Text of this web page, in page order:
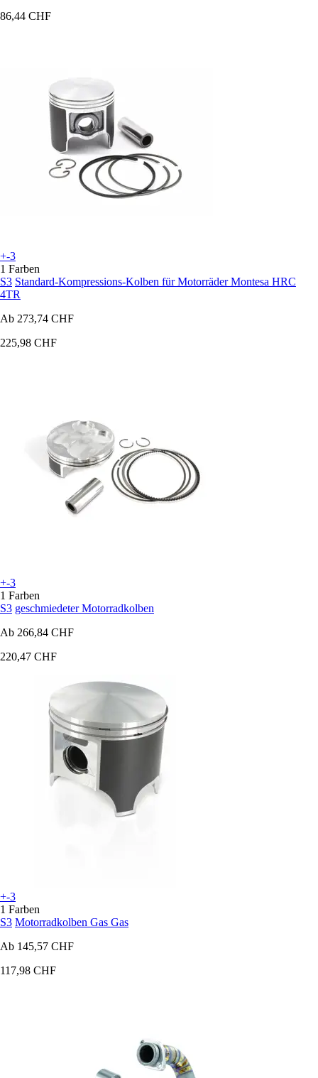
86,44 CHF
+-3
1 Farben
S3 Standard-Kompressions-Kolben für Motorräder Montesa HRC
4TR
Ab 273,74 CHF
225,98 CHF
+-3
1 Farben
S3 geschmiedeter Motorradkolben
Ab 266,84 CHF
220,47 CHF
+-3
1 Farben
S3 Motorradkolben Gas Gas
Ab 145,57 CHF
117,98 CHF